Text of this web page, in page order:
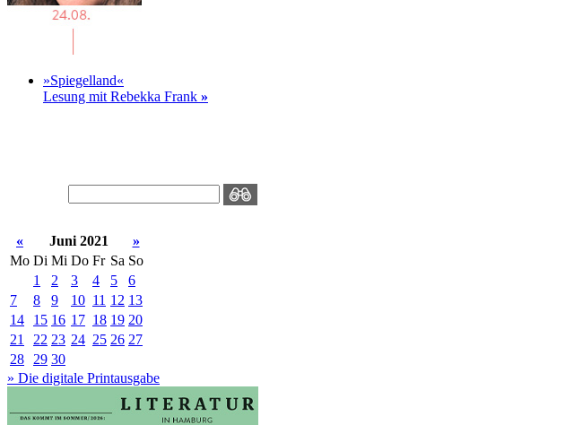
»Spiegelland«
Lesung mit Rebekka Frank »
« Juni 2021
»
Mo Di Mi Do Fr Sa So
1
2 3 4 5
6
7
8 9 10 11 12 13
14
15 16 17 18 19 20
21
22 23 24 25 26 27
28
29 30
» Die digitale Printausgabe